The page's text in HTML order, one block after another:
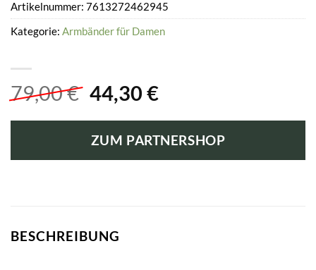
79,00€ Ursprünglicher
war:
79,00 €
44,30 €Aktueller
ist:
44,30 €.
ZUM PARTNERSHOP
Artikelnummer: 7613272462945
Kategorie: Armbänder für Damen
BESCHREIBUNG